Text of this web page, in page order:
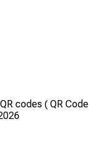
codes ( QR Code